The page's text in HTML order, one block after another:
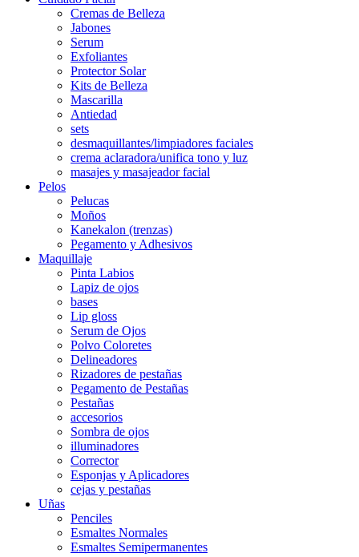
Cremas de Belleza
Jabones
Serum
Exfoliantes
Protector Solar
Kits de Belleza
Mascarilla
Antiedad
sets
desmaquillantes/limpiadores faciales
crema aclaradora/unifica tono y luz
masajes y masajeador facial
Pelos
Pelucas
Moños
Kanekalon (trenzas)
Pegamento y Adhesivos
Maquillaje
Pinta Labios
Lapiz de ojos
bases
Lip gloss
Serum de Ojos
Polvo Coloretes
Delineadores
Rizadores de pestañas
Pegamento de Pestañas
Pestañas
accesorios
Sombra de ojos
illuminadores
Corrector
Esponjas y Aplicadores
cejas y pestañas
Uñas
Penciles
Esmaltes Normales
Esmaltes Semipermanentes